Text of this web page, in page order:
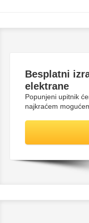
Besplatni
elektrane
Popunjeni upitnik
najkraćem